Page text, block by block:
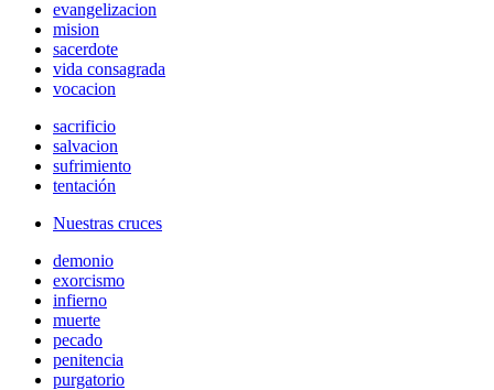
evangelizacion
mision
sacerdote
vida consagrada
vocacion
sacrificio
salvacion
sufrimiento
tentación
Nuestras cruces
demonio
exorcismo
infierno
muerte
pecado
penitencia
purgatorio